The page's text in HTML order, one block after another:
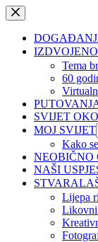
Preskoči
na
sadržaj
IZDVOJENO
Tema
60
SVIJET
MOJ SVIJET
Kako
NEOBIČNO
NAŠI
Lijepa